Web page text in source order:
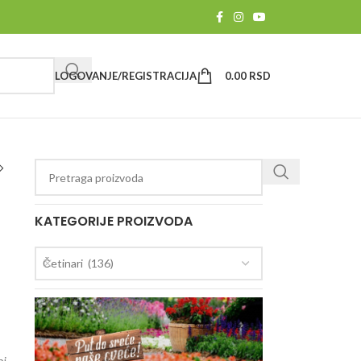
LOGOVANJE/REGISTRACIJA 0.00 RSD
KATEGORIJE PROIZVODA
Četinari (136)